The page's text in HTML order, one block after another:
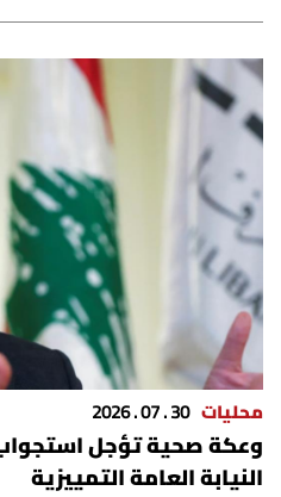
محليات 30 . 07 . 2026
وعكة صحية تؤجل
النيابة العامة التمييزية